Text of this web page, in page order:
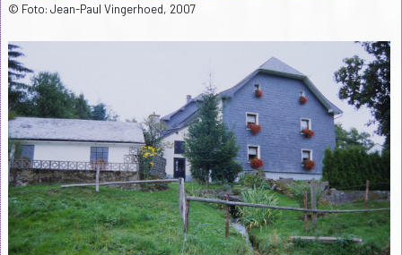
© Foto: Jean-Paul Vingerhoed, 2007